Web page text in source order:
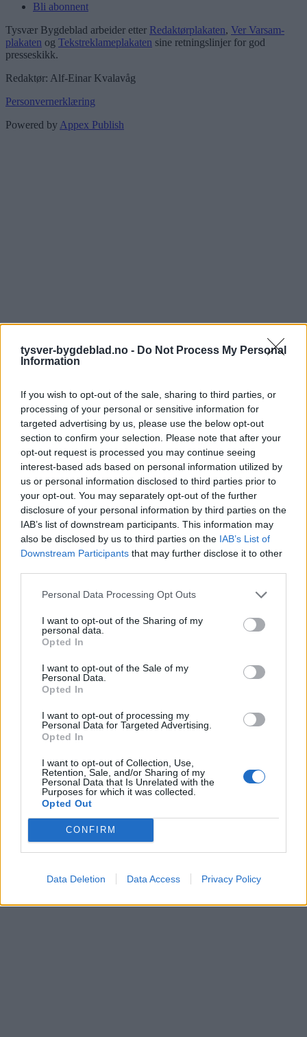
tysver-bygdeblad.no - Do Not Process My Personal
Information
If you wish to opt-out of the sale, sharing to third parties, or
processing of your personal or sensitive information for
targeted advertising by us, please use the below opt-out
section to confirm your selection. Please note that after your
opt-out request is processed you may continue seeing
interest-based ads based on personal information utilized by
us or personal information disclosed to third parties prior to
your opt-out. You may separately opt-out of the further
disclosure of your personal information by third parties on the
IAB’s list of downstream participants. This information may
also be disclosed by us to third parties on the IAB’s List of
Downstream Participants that may further disclose it to other
Personal Data Processing Opt Outs
I want to opt-out of the Sharing of my
personal data.
Opted In
I want to opt-out of the Sale of my
Personal Data.
Opted In
I want to opt-out of processing my
Personal Data for Targeted Advertising.
Opted In
I want to opt-out of Collection, Use,
Retention, Sale, and/or Sharing of my
Personal Data that Is Unrelated with the
Purposes for which it was collected.
Opted Out
CONFIRM
Data Deletion Data Access Privacy Policy
Bli abonnent
Tysvær Bygdeblad arbeider etter Redaktørplakaten, Ver Varsam-
plakaten og Tekstreklameplakaten sine retningslinjer for god
presseskikk.
Redaktør: Alf-Einar Kvalavåg
Personvernerklæring
Powered byAppex Publish